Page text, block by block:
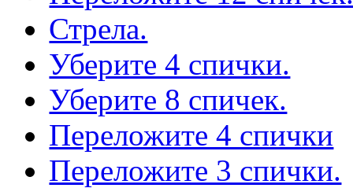
Стрела.
Уберите 4 спички.
Уберите 8 спичек.
Переложите 4 спички
Переложите 3 спички.